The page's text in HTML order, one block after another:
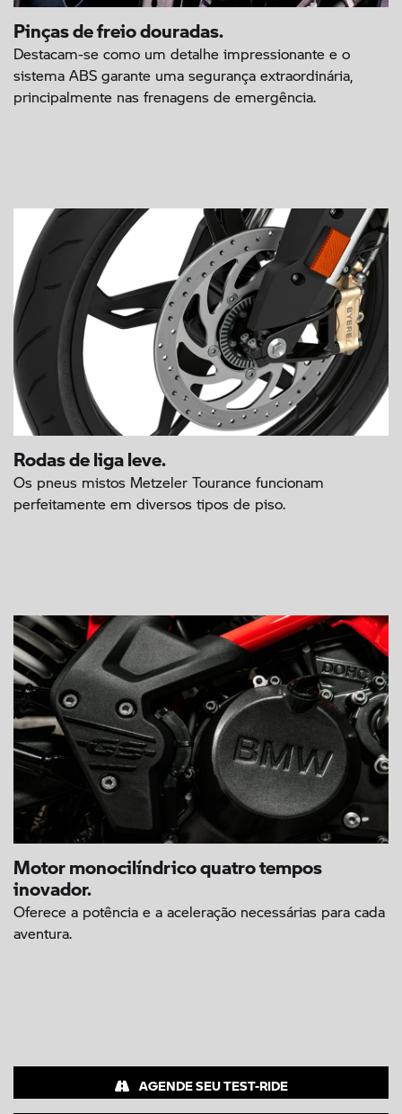
Pinças de freio douradas.
Destacam-se como um detalhe impressionante e o
sistema ABS garante uma segurança extraordinária,
principalmente nas frenagens de emergência.
Rodas de liga leve.
Os pneus mistos Metzeler Tourance funcionam
perfeitamente em diversos tipos de piso.
Motor monocilíndrico quatro tempos
inovador.
Oferece a potência e a aceleração necessárias para cada
aventura.
AGENDE SEU TEST-RIDE